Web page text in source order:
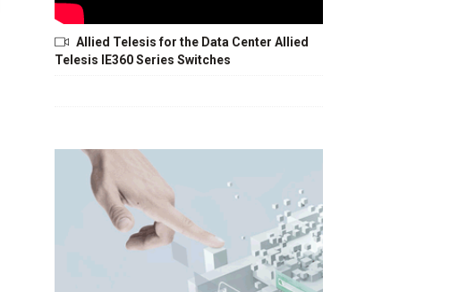
Allied Telesis for the Data Center Allied
Telesis IE360 Series Switches